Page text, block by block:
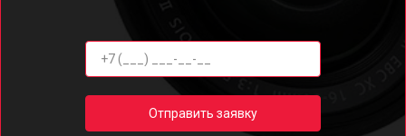
Отправить заявку